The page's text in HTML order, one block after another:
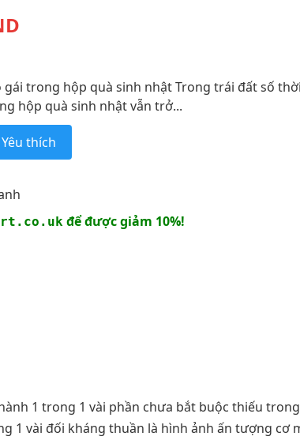
gái trong hộp quà sinh nhật Trong trái đất số
hộp quà sinh nhật vẫn trở...
Yêu thích
để được giảm 10%!
1 trong 1 vài phần chưa bắt buộc thiếu
1 vài đối kháng thuần là hình ảnh ấn tượng cơ